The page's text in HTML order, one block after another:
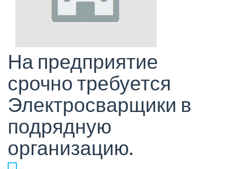
На предприятие
срочно требуется
Электросварщики в
подрядную
организацию.